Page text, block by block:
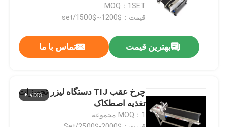
اخبار
درخواست نقل قول
MOQ：1SET
قیمت：$1200~$1500/set
بهترین قیمت تماس با ما
چرخ عقب TIJ دستگاه لیزر تجهیزات
تغذیه اصطکاک
MOQ：1 مجموعه